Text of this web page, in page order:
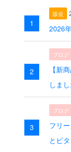
2026
【新
しまし
フリ
とビ